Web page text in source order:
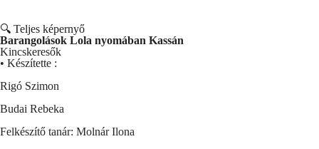
🔍 Teljes képernyő
Barangolások Lola nyomában Kassán
Kincskeresők
• Készítette :
Rigó Szimon
Budai Rebeka
Felkészítő tanár: Molnár Ilona